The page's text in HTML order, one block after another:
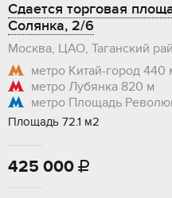
Сдается торговая
Солянка, 2/6
Москва, ЦАО, Таганский
метро Китай-город 440
метро Лубянка 820 м
метро Площадь
Площадь 72.1 м2
425 000 